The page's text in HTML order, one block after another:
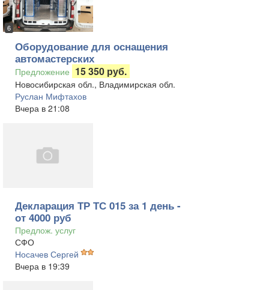
6
Оборудование для оснащения
автомастерских
Предложение 15 350 руб.
Новосибирская обл., Владимирская обл.
Руслан Мифтахов
Вчера в 21:08
Декларация ТР ТС 015 за 1 день -
от 4000 руб
Предлож. услуг
СФО
Носачев Сергей
Вчера в 19:39